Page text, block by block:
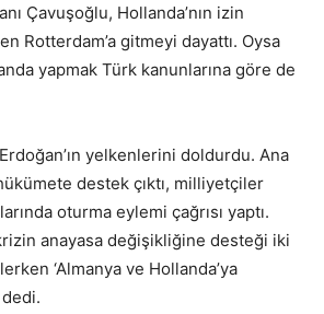
Çavuşoğlu, Hollanda’nın izin
Rotterdam’a gitmeyi dayattı. Oysa
yapmak Türk kanunlarına göre de
yelkenlerini doldurdu. Ana
destek çıktı, milliyetçiler
oturma eylemi çağrısı yaptı.
anayasa değişikliğine desteği iki
‘Almanya ve Hollanda’ya